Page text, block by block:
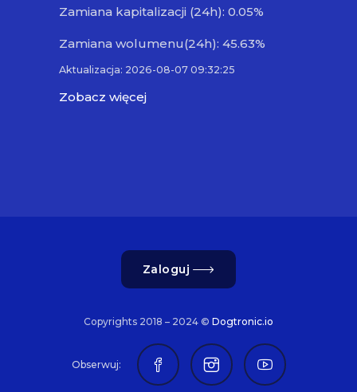
Zamiana kapitalizacji (24h): 0.05%
Zamiana wolumenu(24h): 45.63%
Aktualizacja: 2026-08-07 09:32:25
Zobacz więcej
Zaloguj
Copyrights 2018 – 2024 © Dogtronic.io
Obserwuj: